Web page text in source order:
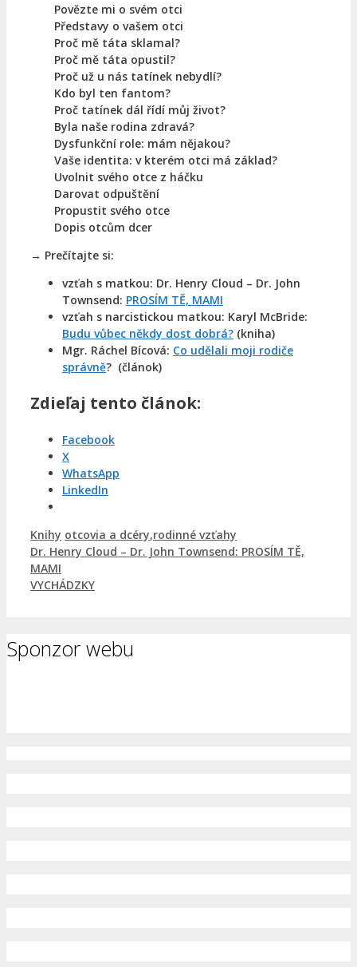
Povězte mi o svém otci
Představy o vašem otci
Proč mě táta sklamal?
Proč mě táta opustil?
Proč už u nás tatínek nebydlí?
Kdo byl ten fantom?
Proč tatínek dál řídí můj život?
Byla naše rodina zdravá?
Dysfunkční role: mám nějakou?
Vaše identita: v kterém otci má základ?
Uvolnit svého otce z háčku
Darovat odpuštění
Propustit svého otce
Dopis otcům dcer
→ Prečítajte si:
vzťah s matkou: Dr. Henry Cloud – Dr. John
Townsend: PROSÍM TĚ, MAMI
vzťah s narcistickou matkou: Karyl McBride:
Budu vůbec někdy dost dobrá? (kniha)
Mgr. Ráchel Bícová: Co udělali moji rodiče
správně? (článok)
Zdieľaj tento článok:
Facebook
X
WhatsApp
LinkedIn
Kategórie
Knihy Značky
otcovia a dcéry,rodinné vzťahy
Dr. Henry Cloud – Dr. John Townsend: PROSÍM TĚ,
MAMI
VYCHÁDZKY
Sponzor webu